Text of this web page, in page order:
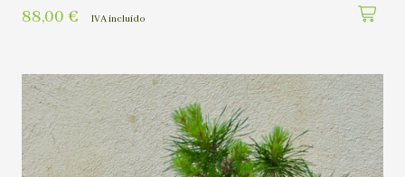
88,00 € IVA incluído